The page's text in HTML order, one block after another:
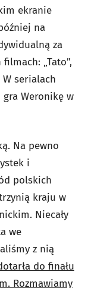
ekranie
na
za
„Tato”,
W serialach
Weronikę w
Na pewno
i
polskich
kraju w
Niecały
we
z nią
do finału
Rozmawiamy